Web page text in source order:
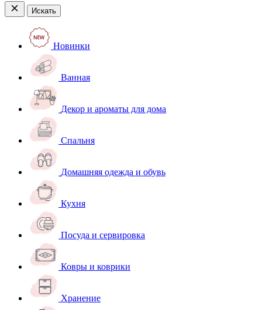
Искать
Новинки
Ванная
Декор и ароматы для дома
Спальня
Домашняя одежда и обувь
Кухня
Посуда и сервировка
Ковры и коврики
Хранение